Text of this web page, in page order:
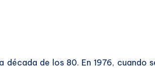
de los 80. En 1976,